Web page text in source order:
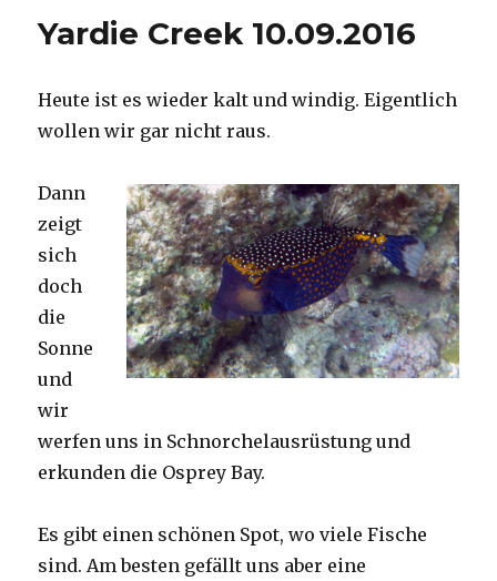
Yardie Creek 10.09.2016
Heute ist es wieder kalt und windig. Eigentlich
wollen wir gar nicht raus.
Dann
zeigt
sich
doch
die
Sonne
und
wir
werfen uns in Schnorchelausrüstung und
erkunden die Osprey Bay.
Es gibt einen schönen Spot, wo viele Fische
sind. Am besten gefällt uns aber eine